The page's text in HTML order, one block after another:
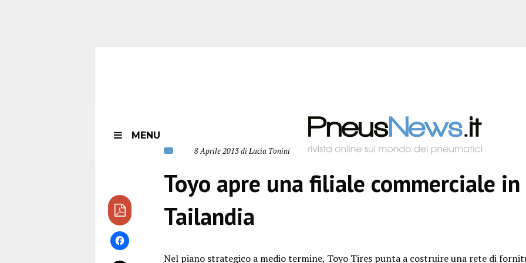
MENU
8 Aprile 2013 di Lucia Tonini
Toyo apre una filiale commerciale in
Tailandia
Nel piano strategico a medio termine, Toyo Tires punta a costruire una rete di